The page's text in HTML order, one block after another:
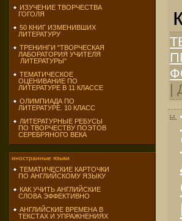
ИЗУЧЕНИЕ ТВОРЧЕСТВА
ГОГОЛЯ
50 КНИГ ИЗМЕНИВШИХ
ЛИТЕРАТУРУ
ТРЕНИНГИ "ТВОРЧЕСКАЯ
ЛАБОРАТОРИЯ УЧИТЕЛЯ
ЛИТЕРАТУРЫ"
ТЕМАТИЧЕСКОЕ
ОЦЕНИВАНИЕ ПО
ЛИТЕРАТУРЕ В 11 КЛАССЕ
ОЛИМПИАДА ПО
ЛИТЕРАТУРЕ. 10 КЛАСС
ЛИТЕРАТУРНЫЕ РЕБУСЫ
ПО ТВОРЧЕСТВУ ПОЭТОВ
СЕРЕБРЯНОГО ВЕКА
иностранные языки
ТЕМАТИЧЕСКИЕ КАРТОЧКИ
ПО АНГЛИЙСКОМУ ЯЗЫКУ
КАК УЧИТЬ АНГЛИЙСКИЕ
СЛОВА ЭФФЕКТИВНО
АНГЛИЙСКИЕ ВРЕМЕНА В
ТЕКСТАХ И УПРАЖНЕНИЯХ
|